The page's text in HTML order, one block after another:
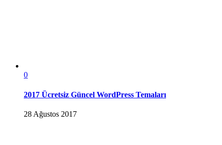
0
2017 Ücretsiz Güncel WordPress Temaları
28 Ağustos 2017